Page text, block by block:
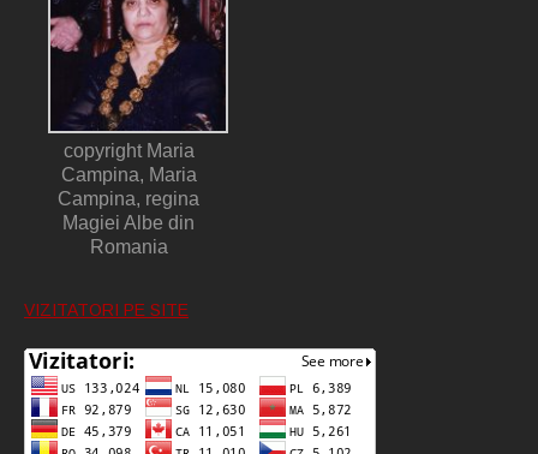
copyright Maria
Campina, Maria
Campina, regina
Magiei Albe din
Romania
VIZITATORI PE SITE